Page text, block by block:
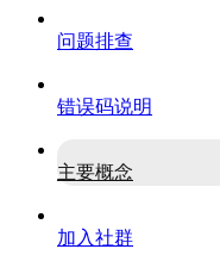
问题排查
错误码说明
主要概念
加入社群